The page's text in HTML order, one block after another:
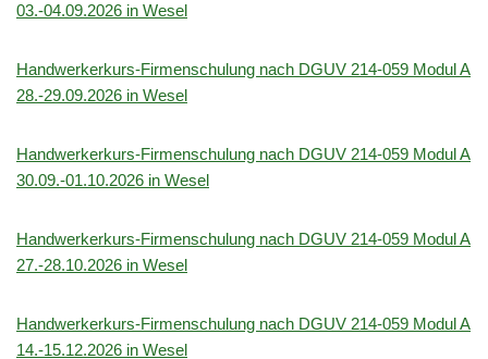
03.-04.09.2026 in Wesel
Handwerkerkurs-Firmenschulung nach DGUV 214-059 Modul A
28.-29.09.2026 in Wesel
Handwerkerkurs-Firmenschulung nach DGUV 214-059 Modul A
30.09.-01.10.2026 in Wesel
Handwerkerkurs-Firmenschulung nach DGUV 214-059 Modul A
27.-28.10.2026 in Wesel
Handwerkerkurs-Firmenschulung nach DGUV 214-059 Modul A
14.-15.12.2026 in Wesel